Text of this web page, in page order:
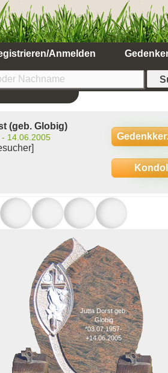
Anmelden
(geb. Globig)
14.06.2005
Jutta Dorst geb.
Globig
*03.07.1957-
+14.06.2005